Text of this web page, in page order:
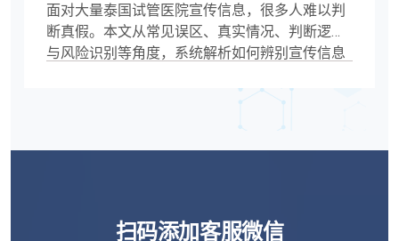
面对大量泰国试管医院宣传信息，很多人难以判
断真假。本文从常见误区、真实情况、判断逻辑
与风险识别等角度，系统解析如何辨别宣传信息
管医院宣传真假, 泰国试管怎么辨别, 海外试管信
扫码添加客服微信